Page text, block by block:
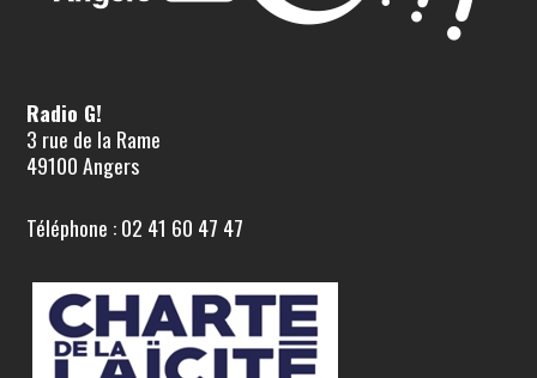
Radio G!
3 rue de la Rame
49100 Angers
Téléphone : 02 41 60 47 47